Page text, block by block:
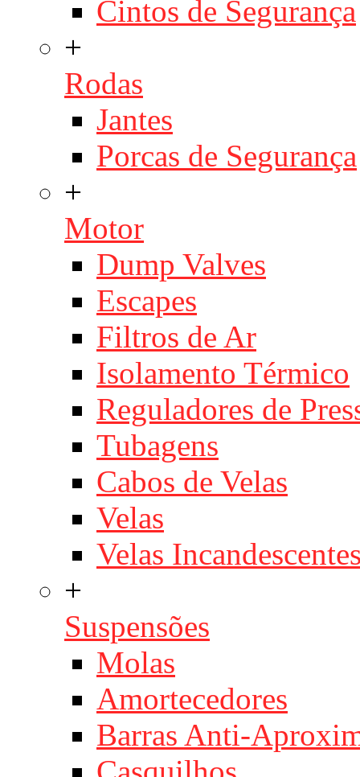
Cintos de Segurança
+
Rodas
Jantes
Porcas de Segurança
+
Motor
Dump Valves
Escapes
Filtros de Ar
Isolamento Térmico
Reguladores de
Tubagens
Cabos de Velas
Velas
Velas
+
Suspensões
Molas
Amortecedores
Barras Anti-